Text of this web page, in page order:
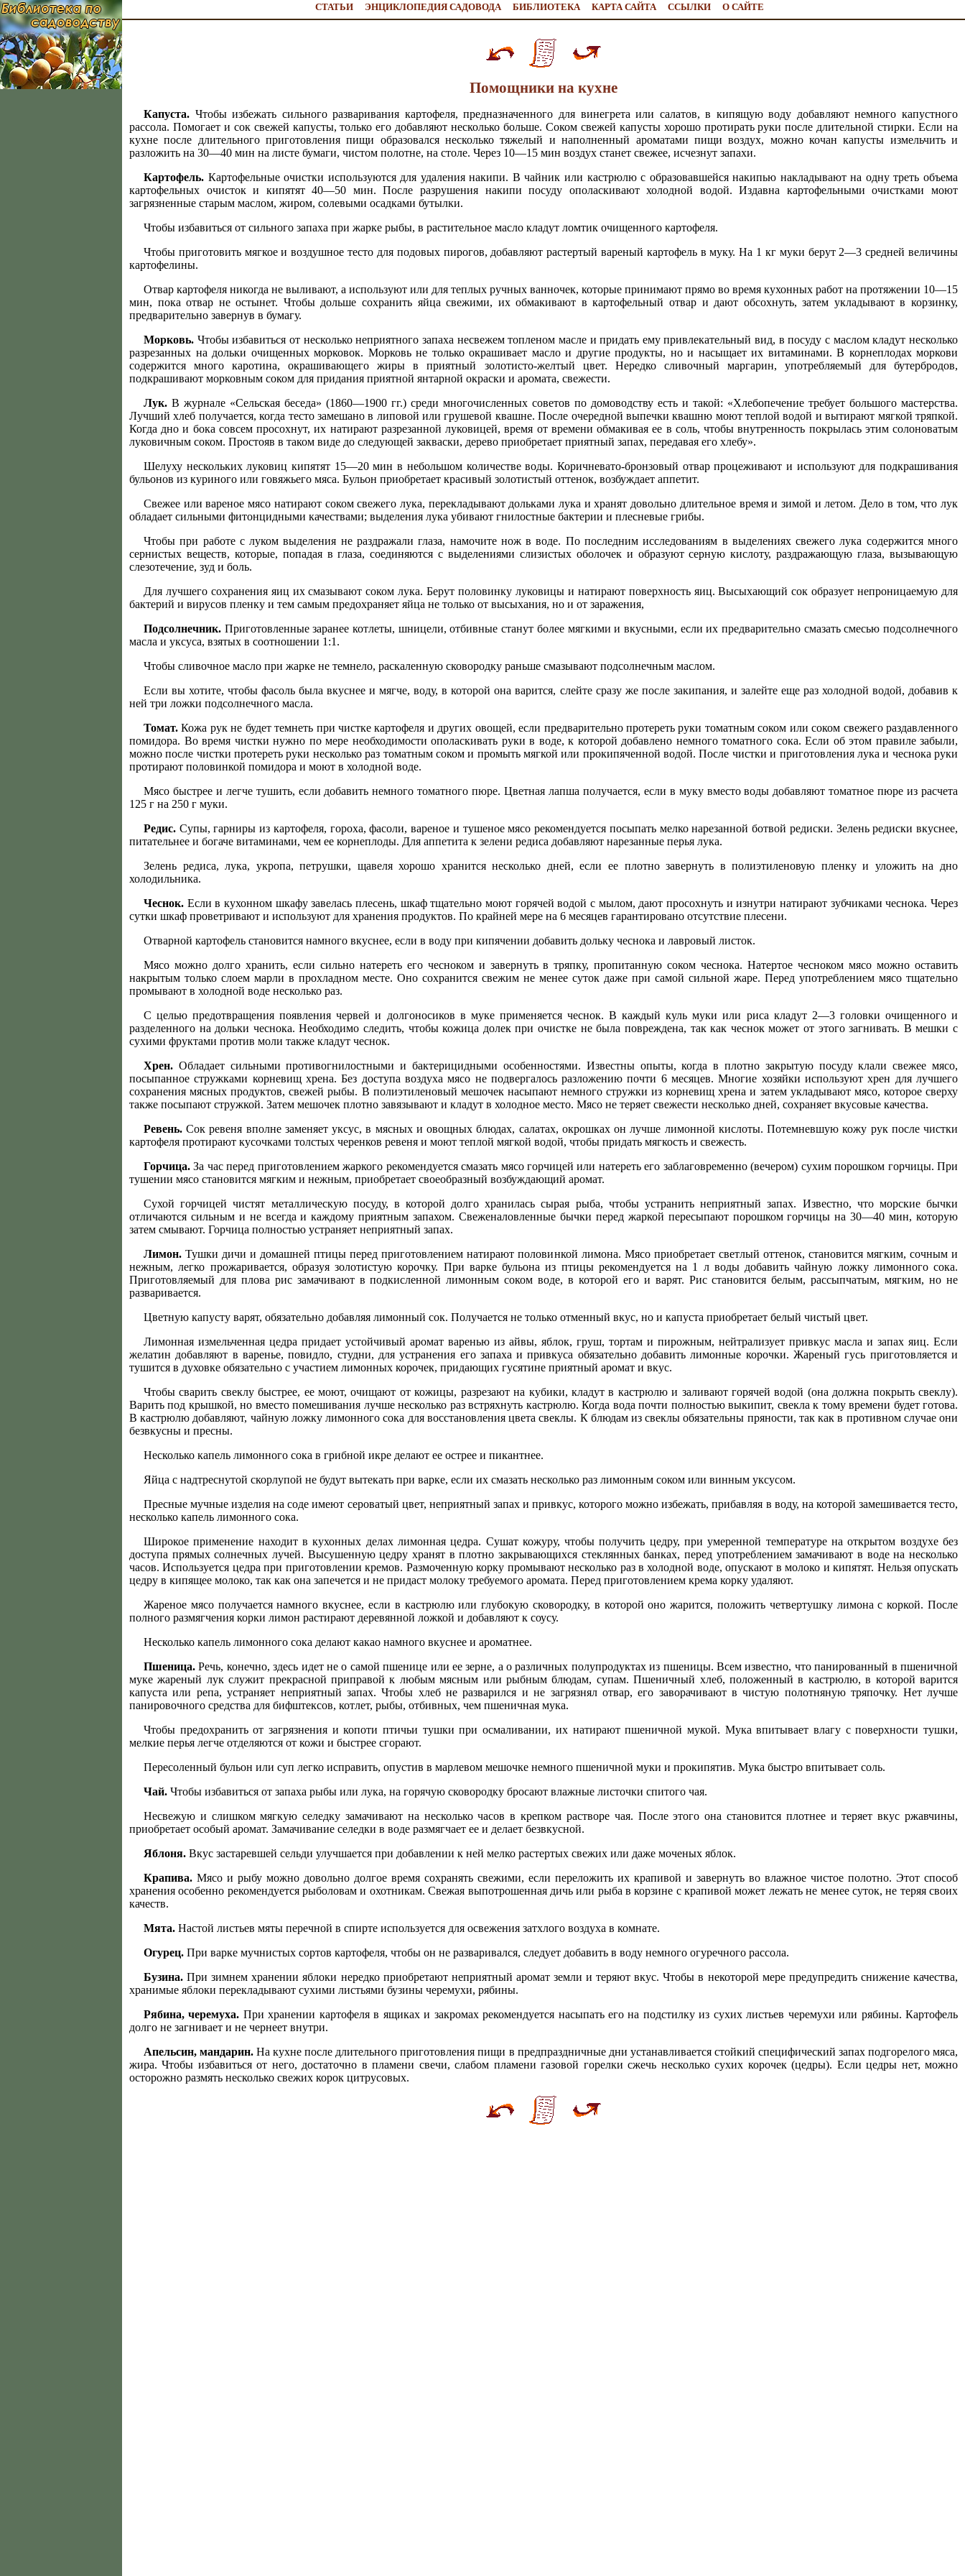
СТАТЬИ ЭНЦИКЛОПЕДИЯ САДОВОДА БИБЛИОТЕКА КАРТА САЙТА ССЫЛКИ О САЙТЕ
Помощники на кухне
Капуста. Чтобы избежать сильного разваривания картофеля, предназначенного для винегрета или салатов, в кипящую воду добавляют немного капустного
рассола. Помогает и сок свежей капусты, только его добавляют несколько больше. Соком свежей капусты хорошо протирать руки после длительной стирки. Если на
кухне после длительного приготовления пищи образовался несколько тяжелый и наполненный ароматами пищи воздух, можно кочан капусты измельчить и
разложить на 30—40 мин на листе бумаги, чистом полотне, на столе. Через 10—15 мин воздух станет свежее, исчезнут запахи.
Картофель. Картофельные очистки используются для удаления накипи. В чайник или кастрюлю с образовавшейся накипью накладывают на одну треть объема
картофельных очисток и кипятят 40—50 мин. После разрушения накипи посуду ополаскивают холодной водой. Издавна картофельными очистками моют
загрязненные старым маслом, жиром, солевыми осадками бутылки.
Чтобы избавиться от сильного запаха при жарке рыбы, в растительное масло кладут ломтик очищенного картофеля.
Чтобы приготовить мягкое и воздушное тесто для подовых пирогов, добавляют растертый вареный картофель в муку. На 1 кг муки берут 2—3 средней величины
картофелины.
Отвар картофеля никогда не выливают, а используют или для теплых ручных ванночек, которые принимают прямо во время кухонных работ на протяжении 10—15
мин, пока отвар не остынет. Чтобы дольше сохранить яйца свежими, их обмакивают в картофельный отвар и дают обсохнуть, затем укладывают в корзинку,
предварительно завернув в бумагу.
Морковь. Чтобы избавиться от несколько неприятного запаха несвежем топленом масле и придать ему привлекательный вид, в посуду с маслом кладут несколько
разрезанных на дольки очищенных морковок. Морковь не только окрашивает масло и другие продукты, но и насыщает их витаминами. В корнеплодах моркови
содержится много каротина, окрашивающего жиры в приятный золотисто-желтый цвет. Нередко сливочный маргарин, употребляемый для бутербродов,
подкрашивают морковным соком для придания приятной янтарной окраски и аромата, свежести.
Лук. В журнале «Сельская беседа» (1860—1900 гг.) среди многочисленных советов по домоводству есть и такой: «Хлебопечение требует большого мастерства.
Лучший хлеб получается, когда тесто замешано в липовой или грушевой квашне. После очередной выпечки квашню моют теплой водой и вытирают мягкой тряпкой.
Когда дно и бока совсем просохнут, их натирают разрезанной луковицей, время от времени обмакивая ее в соль, чтобы внутренность покрылась этим солоноватым
луковичным соком. Простояв в таком виде до следующей закваски, дерево приобретает приятный запах, передавая его хлебу».
Шелуху нескольких луковиц кипятят 15—20 мин в небольшом количестве воды. Коричневато-бронзовый отвар процеживают и используют для подкрашивания
бульонов из куриного или говяжьего мяса. Бульон приобретает красивый золотистый оттенок, возбуждает аппетит.
Свежее или вареное мясо натирают соком свежего лука, перекладывают дольками лука и хранят довольно длительное время и зимой и летом. Дело в том, что лук
обладает сильными фитонцидными качествами; выделения лука убивают гнилостные бактерии и плесневые грибы.
Чтобы при работе с луком выделения не раздражали глаза, намочите нож в воде. По последним исследованиям в выделениях свежего лука содержится много
сернистых веществ, которые, попадая в глаза, соединяются с выделениями слизистых оболочек и образуют серную кислоту, раздражающую глаза, вызывающую
слезотечение, зуд и боль.
Для лучшего сохранения яиц их смазывают соком лука. Берут половинку луковицы и натирают поверхность яиц. Высыхающий сок образует непроницаемую для
бактерий и вирусов пленку и тем самым предохраняет яйца не только от высыхания, но и от заражения,
Подсолнечник. Приготовленные заранее котлеты, шницели, отбивные станут более мягкими и вкусными, если их предварительно смазать смесью подсолнечного
масла и уксуса, взятых в соотношении 1:1.
Чтобы сливочное масло при жарке не темнело, раскаленную сковородку раньше смазывают подсолнечным маслом.
Если вы хотите, чтобы фасоль была вкуснее и мягче, воду, в которой она варится, слейте сразу же после закипания, и залейте еще раз холодной водой, добавив к
ней три ложки подсолнечного масла.
Томат. Кожа рук не будет темнеть при чистке картофеля и других овощей, если предварительно протереть руки томатным соком или соком свежего раздавленного
помидора. Во время чистки нужно по мере необходимости ополаскивать руки в воде, к которой добавлено немного томатного сока. Если об этом правиле забыли,
можно после чистки протереть руки несколько раз томатным соком и промыть мягкой или прокипяченной водой. После чистки и приготовления лука и чеснока руки
протирают половинкой помидора и моют в холодной воде.
Мясо быстрее и легче тушить, если добавить немного томатного пюре. Цветная лапша получается, если в муку вместо воды добавляют томатное пюре из расчета
125 г на 250 г муки.
Редис. Супы, гарниры из картофеля, гороха, фасоли, вареное и тушеное мясо рекомендуется посыпать мелко нарезанной ботвой редиски. Зелень редиски вкуснее,
питательнее и богаче витаминами, чем ее корнеплоды. Для аппетита к зелени редиса добавляют нарезанные перья лука.
Зелень редиса, лука, укропа, петрушки, щавеля хорошо хранится несколько дней, если ее плотно завернуть в полиэтиленовую пленку и уложить на дно
холодильника.
Чеснок. Если в кухонном шкафу завелась плесень, шкаф тщательно моют горячей водой с мылом, дают просохнуть и изнутри натирают зубчиками чеснока. Через
сутки шкаф проветривают и используют для хранения продуктов. По крайней мере на 6 месяцев гарантировано отсутствие плесени.
Отварной картофель становится намного вкуснее, если в воду при кипячении добавить дольку чеснока и лавровый листок.
Мясо можно долго хранить, если сильно натереть его чесноком и завернуть в тряпку, пропитанную соком чеснока. Натертое чесноком мясо можно оставить
накрытым только слоем марли в прохладном месте. Оно сохранится свежим не менее суток даже при самой сильной жаре. Перед употреблением мясо тщательно
промывают в холодной воде несколько раз.
С целью предотвращения появления червей и долгоносиков в муке применяется чеснок. В каждый куль муки или риса кладут 2—3 головки очищенного и
разделенного на дольки чеснока. Необходимо следить, чтобы кожица долек при очистке не была повреждена, так как чеснок может от этого загнивать. В мешки с
сухими фруктами против моли также кладут чеснок.
Хрен. Обладает сильными противогнилостными и бактерицидными особенностями. Известны опыты, когда в плотно закрытую посуду клали свежее мясо,
посыпанное стружками корневищ хрена. Без доступа воздуха мясо не подвергалось разложению почти 6 месяцев. Многие хозяйки используют хрен для лучшего
сохранения мясных продуктов, свежей рыбы. В полиэтиленовый мешочек насыпают немного стружки из корневищ хрена и затем укладывают мясо, которое сверху
также посыпают стружкой. Затем мешочек плотно завязывают и кладут в холодное место. Мясо не теряет свежести несколько дней, сохраняет вкусовые качества.
Ревень. Сок ревеня вполне заменяет уксус, в мясных и овощных блюдах, салатах, окрошках он лучше лимонной кислоты. Потемневшую кожу рук после чистки
картофеля протирают кусочками толстых черенков ревеня и моют теплой мягкой водой, чтобы придать мягкость и свежесть.
Горчица. За час перед приготовлением жаркого рекомендуется смазать мясо горчицей или натереть его заблаговременно (вечером) сухим порошком горчицы. При
тушении мясо становится мягким и нежным, приобретает своеобразный возбуждающий аромат.
Сухой горчицей чистят металлическую посуду, в которой долго хранилась сырая рыба, чтобы устранить неприятный запах. Известно, что морские бычки
отличаются сильным и не всегда и каждому приятным запахом. Свеженаловленные бычки перед жаркой пересыпают порошком горчицы на 30—40 мин, которую
затем смывают. Горчица полностью устраняет неприятный запах.
Лимон. Тушки дичи и домашней птицы перед приготовлением натирают половинкой лимона. Мясо приобретает светлый оттенок, становится мягким, сочным и
нежным, легко прожаривается, образуя золотистую корочку. При варке бульона из птицы рекомендуется на 1 л воды добавить чайную ложку лимонного сока.
Приготовляемый для плова рис замачивают в подкисленной лимонным соком воде, в которой его и варят. Рис становится белым, рассыпчатым, мягким, но не
разваривается.
Цветную капусту варят, обязательно добавляя лимонный сок. Получается не только отменный вкус, но и капуста приобретает белый чистый цвет.
Лимонная измельченная цедра придает устойчивый аромат варенью из айвы, яблок, груш, тортам и пирожным, нейтрализует привкус масла и запах яиц. Если
желатин добавляют в варенье, повидло, студни, для устранения его запаха и привкуса обязательно добавить лимонные корочки. Жареный гусь приготовляется и
тушится в духовке обязательно с участием лимонных корочек, придающих гусятине приятный аромат и вкус.
Чтобы сварить свеклу быстрее, ее моют, очищают от кожицы, разрезают на кубики, кладут в кастрюлю и заливают горячей водой (она должна покрыть свеклу).
Варить под крышкой, но вместо помешивания лучше несколько раз встряхнуть кастрюлю. Когда вода почти полностью выкипит, свекла к тому времени будет готова.
В кастрюлю добавляют, чайную ложку лимонного сока для восстановления цвета свеклы. К блюдам из свеклы обязательны пряности, так как в противном случае они
безвкусны и пресны.
Несколько капель лимонного сока в грибной икре делают ее острее и пикантнее.
Яйца с надтреснутой скорлупой не будут вытекать при варке, если их смазать несколько раз лимонным соком или винным уксусом.
Пресные мучные изделия на соде имеют сероватый цвет, неприятный запах и привкус, которого можно избежать, прибавляя в воду, на которой замешивается тесто,
несколько капель лимонного сока.
Широкое применение находит в кухонных делах лимонная цедра. Сушат кожуру, чтобы получить цедру, при умеренной температуре на открытом воздухе без
доступа прямых солнечных лучей. Высушенную цедру хранят в плотно закрывающихся стеклянных банках, перед употреблением замачивают в воде на несколько
часов. Используется цедра при приготовлении кремов. Размоченную корку промывают несколько раз в холодной воде, опускают в молоко и кипятят. Нельзя опускать
цедру в кипящее молоко, так как она запечется и не придаст молоку требуемого аромата. Перед приготовлением крема корку удаляют.
Жареное мясо получается намного вкуснее, если в кастрюлю или глубокую сковородку, в которой оно жарится, положить четвертушку лимона с коркой. После
полного размягчения корки лимон растирают деревянной ложкой и добавляют к соусу.
Несколько капель лимонного сока делают какао намного вкуснее и ароматнее.
Пшеница. Речь, конечно, здесь идет не о самой пшенице или ее зерне, а о различных полупродуктах из пшеницы. Всем известно, что панированный в пшеничной
муке жареный лук служит прекрасной приправой к любым мясным или рыбным блюдам, супам. Пшеничный хлеб, положенный в кастрюлю, в которой варится
капуста или репа, устраняет неприятный запах. Чтобы хлеб не разварился и не загрязнял отвар, его заворачивают в чистую полотняную тряпочку. Нет лучше
панировочного средства для бифштексов, котлет, рыбы, отбивных, чем пшеничная мука.
Чтобы предохранить от загрязнения и копоти птичьи тушки при осмаливании, их натирают пшеничной мукой. Мука впитывает влагу с поверхности тушки,
мелкие перья легче отделяются от кожи и быстрее сгорают.
Пересоленный бульон или суп легко исправить, опустив в марлевом мешочке немного пшеничной муки и прокипятив. Мука быстро впитывает соль.
Чай. Чтобы избавиться от запаха рыбы или лука, на горячую сковородку бросают влажные листочки спитого чая.
Несвежую и слишком мягкую селедку замачивают на несколько часов в крепком растворе чая. После этого она становится плотнее и теряет вкус ржавчины,
приобретает особый аромат. Замачивание селедки в воде размягчает ее и делает безвкусной.
Яблоня. Вкус застаревшей сельди улучшается при добавлении к ней мелко растертых свежих или даже моченых яблок.
Крапива. Мясо и рыбу можно довольно долгое время сохранять свежими, если переложить их крапивой и завернуть во влажное чистое полотно. Этот способ
хранения особенно рекомендуется рыболовам и охотникам. Свежая выпотрошенная дичь или рыба в корзине с крапивой может лежать не менее суток, не теряя своих
качеств.
Мята. Настой листьев мяты перечной в спирте используется для освежения затхлого воздуха в комнате.
Огурец. При варке мучнистых сортов картофеля, чтобы он не разваривался, следует добавить в воду немного огуречного рассола.
Бузина. При зимнем хранении яблоки нередко приобретают неприятный аромат земли и теряют вкус. Чтобы в некоторой мере предупредить снижение качества,
хранимые яблоки перекладывают сухими листьями бузины черемухи, рябины.
Рябина, черемуха. При хранении картофеля в ящиках и закромах рекомендуется насыпать его на подстилку из сухих листьев черемухи или рябины. Картофель
долго не загнивает и не чернеет внутри.
Апельсин, мандарин. На кухне после длительного приготовления пищи в предпраздничные дни устанавливается стойкий специфический запах подгорелого мяса,
жира. Чтобы избавиться от него, достаточно в пламени свечи, слабом пламени газовой горелки сжечь несколько сухих корочек (цедры). Если цедры нет, можно
осторожно размять несколько свежих корок цитрусовых.